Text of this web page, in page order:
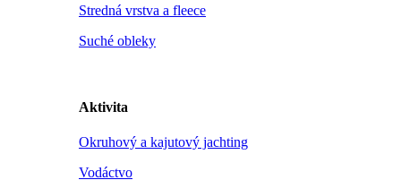
Stredná vrstva a fleece
Suché obleky
Aktivita
Okruhový a kajutový jachting
Vodáctvo